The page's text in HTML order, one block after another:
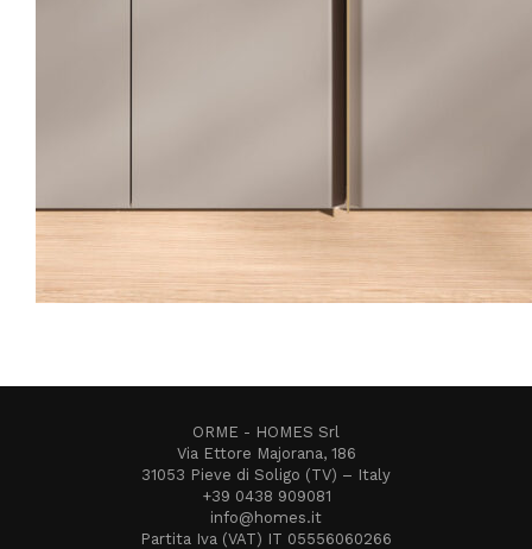
ORME - HOMES Srl
Via Ettore Majorana, 186
31053 Pieve di Soligo (TV) – Italy
+39 0438 909081
info@homes.it
Partita Iva (VAT) IT 05556060266